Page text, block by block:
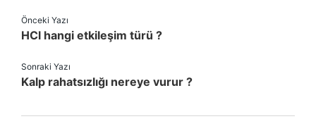
Önceki Yazı
HCl hangi etkileşim türü ?
Sonraki Yazı
Kalp rahatsızlığı nereye vurur ?